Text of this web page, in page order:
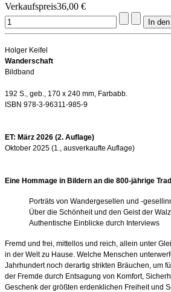
Verkaufspreis36,00 €
Holger Keifel
Wanderschaft
Bildband
192 S., geb., 170 x 240 mm, Farbabb.
ISBN 978-3-96311-985-9
ET: März 2026 (2. Auflage)
Oktober 2025 (1., ausverkaufte Auflage)
Eine Hommage in Bildern an die 800-jährige
Porträts von Wandergesellen und -
Über die Schönheit und den Geist der Walz
Authentische Einblicke durch Interviews
Fremd und frei, mittellos und reich, allein unter
in der Welt zu Hause. Welche Menschen
Jahrhundert noch derartig strikten Bräuchen, um
der Fremde durch Entsagung von Komfort,
Geschenk der größten erdenklichen Freiheit und